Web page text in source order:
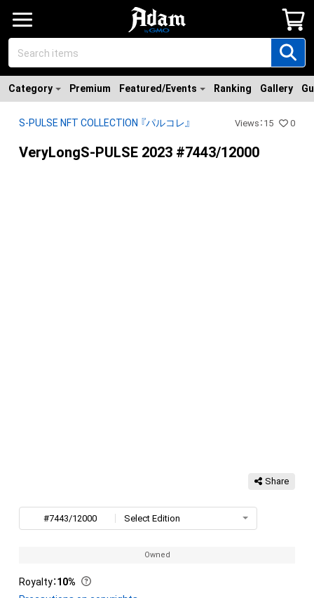
Category Premium Featured/Events Ranking Gallery
S-PULSE NFT COLLECTION 『パルコレ』 Views ： 15 0
VeryLongS-PULSE 2023 #7443/12000
Share
#7443/12000 Select Edition
Owned
Royalty：10%